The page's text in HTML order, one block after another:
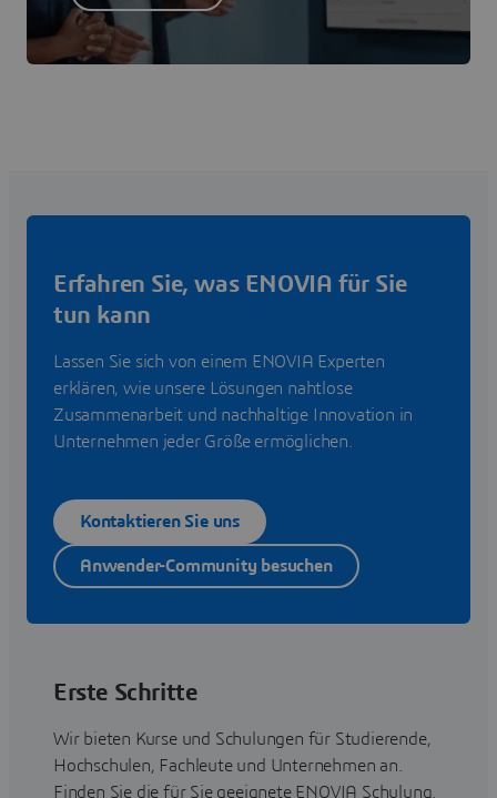
Erfahren Sie, was ENOVIA für Sie
tun kann
Lassen Sie sich von einem ENOVIA Experten
erklären, wie unsere Lösungen nahtlose
Zusammenarbeit und nachhaltige Innovation in
Unternehmen jeder Größe ermöglichen.
Kontaktieren Sie uns
Anwender-Community besuchen
Erste Schritte
Wir bieten Kurse und Schulungen für Studierende,
Hochschulen, Fachleute und Unternehmen an.
Finden Sie die für Sie geeignete ENOVIA Schulung.